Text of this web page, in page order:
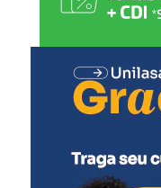
mais
todos”,
O secretário de
Santos, ressaltou a
agradar diferentes